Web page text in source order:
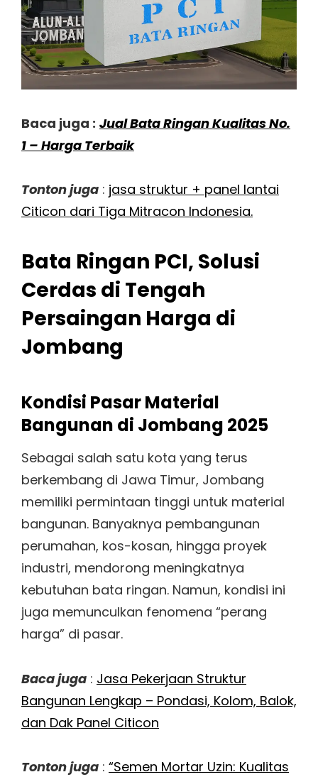
Baca juga : Jual Bata Ringan Kualitas No.
1 – Harga Terbaik
Tonton juga : jasa struktur + panel lantai
Citicon dari Tiga Mitracon Indonesia.
Bata Ringan PCI, Solusi
Cerdas di Tengah
Persaingan Harga di
Jombang
Kondisi Pasar Material
Bangunan di Jombang 2025
Sebagai salah satu kota yang terus
berkembang di Jawa Timur, Jombang
memiliki permintaan tinggi untuk material
bangunan. Banyaknya pembangunan
perumahan, kos-kosan, hingga proyek
industri, mendorong meningkatnya
kebutuhan bata ringan. Namun, kondisi ini
juga memunculkan fenomena “perang
harga” di pasar.
Baca juga : Jasa Pekerjaan Struktur
Bangunan Lengkap – Pondasi, Kolom, Balok,
dan Dak Panel Citicon
Tonton juga : “Semen Mortar Uzin: Kualitas